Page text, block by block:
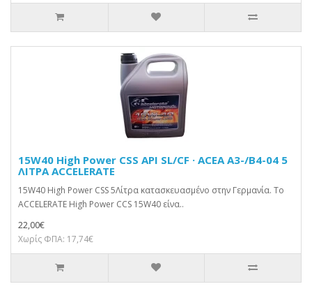
15W40 High Power CSS API SL/CF · ACEA A3-/B4-04 5
ΛΙΤΡΑ ACCELERATE
15W40 High Power CSS 5Λίτρα κατασκευασμένο στην Γερμανία. To
ACCELERATE High Power CCS 15W40 είνα..
22,00€
Χωρίς ΦΠΑ: 17,74€